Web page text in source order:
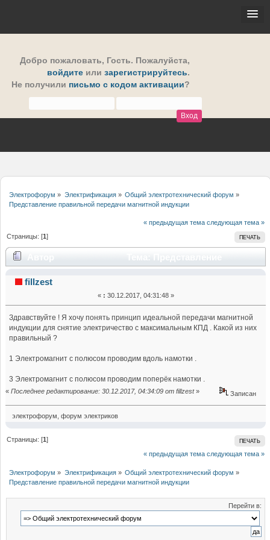
Добро пожаловать, Гость. Пожалуйста,
войдите или зарегистрируйтесь.
Не получили письмо с кодом активации?
Электрофорум » Электрификация» Общий электротехнический форум »
Представление правильной передачи магнитной индукции
« предыдущая тема следующая тема »
ПЕЧАТЬ
Страницы: [1]
правильной передачи магнитной индукции (Прочитано
fillzest
« : 30.12.2017, 04:31:48 »
Здравствуйте ! Я хочу понять принцип идеальной передачи магнитной
индукции для снятие электричество с максимальным КПД . Какой из них
правильный ?
1 Электромагнит с полюсом проводим вдоль намотки .
3 Электромагнит с полюсом проводим поперёк намотки .
« Последнее редактирование: 30.12.2017, 04:34:09 от fillzest» Записан
электрофорум, форум электриков
ПЕЧАТЬ
Страницы: [1]
« предыдущая тема следующая тема »
Электрофорум » Электрификация» Общий электротехнический форум »
Представление правильной передачи магнитной индукции
Перейти в: